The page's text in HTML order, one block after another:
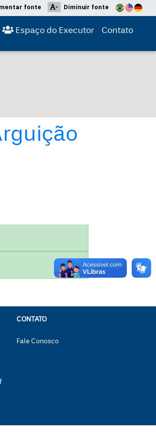
fonte - Diminuir fonte
Espaço do Executor(current)
Contato
CONTATO
Fale Conosco